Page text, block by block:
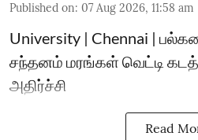
Published on: 07 Aug 2026, 11:58 am
University | Chennai |
சந்தனம் மரங்கள் வெட்டி
அதிர்ச்சி
Read